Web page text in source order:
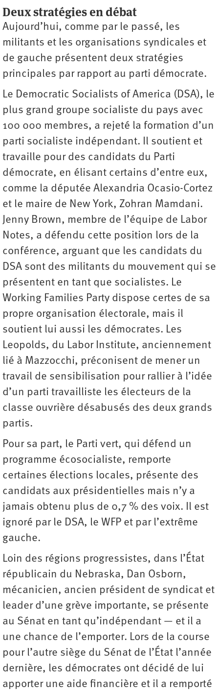
Deux stratégies en débat
Aujourd’hui, comme par le passé, les
militants et les organisations syndicales et
de gauche présentent deux stratégies
principales par rapport au parti démocrate.
Le Democratic Socialists of America (DSA), le
plus grand groupe socialiste du pays avec
100 000 membres, a rejeté la formation d’un
parti socialiste indépendant. Il soutient et
travaille pour des candidats du Parti
démocrate, en élisant certains d’entre eux,
comme la députée Alexandria Ocasio-Cortez
et le maire de New York, Zohran Mamdani.
Jenny Brown, membre de l’équipe de Labor
Notes, a défendu cette position lors de la
conférence, arguant que les candidats du
DSA sont des militants du mouvement qui se
présentent en tant que socialistes. Le
Working Families Party dispose certes de sa
propre organisation électorale, mais il
soutient lui aussi les démocrates. Les
Leopolds, du Labor Institute, anciennement
lié à Mazzocchi, préconisent de mener un
travail de sensibilisation pour rallier à l’idée
d’un parti travailliste les électeurs de la
classe ouvrière désabusés des deux grands
partis.
Pour sa part, le Parti vert, qui défend un
programme écosocialiste, remporte
certaines élections locales, présente des
candidats aux présidentielles mais n’y a
jamais obtenu plus de 0,7 % des voix. Il est
ignoré par le DSA, le WFP et par l’extrême
gauche.
Loin des régions progressistes, dans l’État
républicain du Nebraska, Dan Osborn,
mécanicien, ancien président de syndicat et
leader d’une grève importante, se présente
au Sénat en tant qu’indépendant — et il a
une chance de l’emporter. Lors de la course
pour l’autre siège du Sénat de l’État l’année
dernière, les démocrates ont décidé de lui
apporter une aide financière et il a remporté